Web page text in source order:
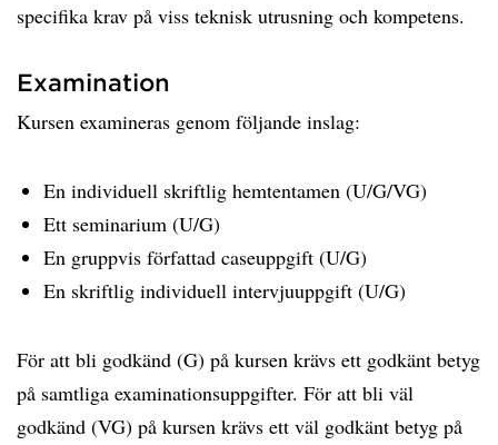
specifika krav på viss teknisk utrusning och kompetens.
Examination
Kursen examineras genom följande inslag:
En individuell skriftlig hemtentamen (U/G/VG)
Ett seminarium (U/G)
En gruppvis författad caseuppgift (U/G)
En skriftlig individuell intervjuuppgift (U/G)
För att bli godkänd (G) på kursen krävs ett godkänt betyg
på samtliga examinationsuppgifter. För att bli väl
godkänd (VG) på kursen krävs ett väl godkänt betyg på